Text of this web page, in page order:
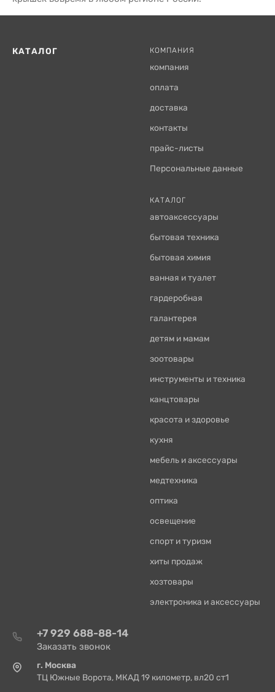
КАТАЛОГ КОМПАНИЯ
компания
оплата
доставка
контакты
прайс-листы
Персональные данные
КАТАЛОГ
автоаксессуары
бытовая техника
бытовая химия
ванная и туалет
гардеробная
галантерея
детям и мамам
зоотовары
инструменты и техника
канцтовары
красота и здоровье
кухня
мебель и аксессуары
медтехника
оптика
освещение
спорт и туризм
хиты продаж
хозтовары
электроника и аксессуары
+7 929 688-88-14
Заказать звонок
г. Москва
ТЦ Южные Ворота, МКАД 19 километр, вл20 ст1